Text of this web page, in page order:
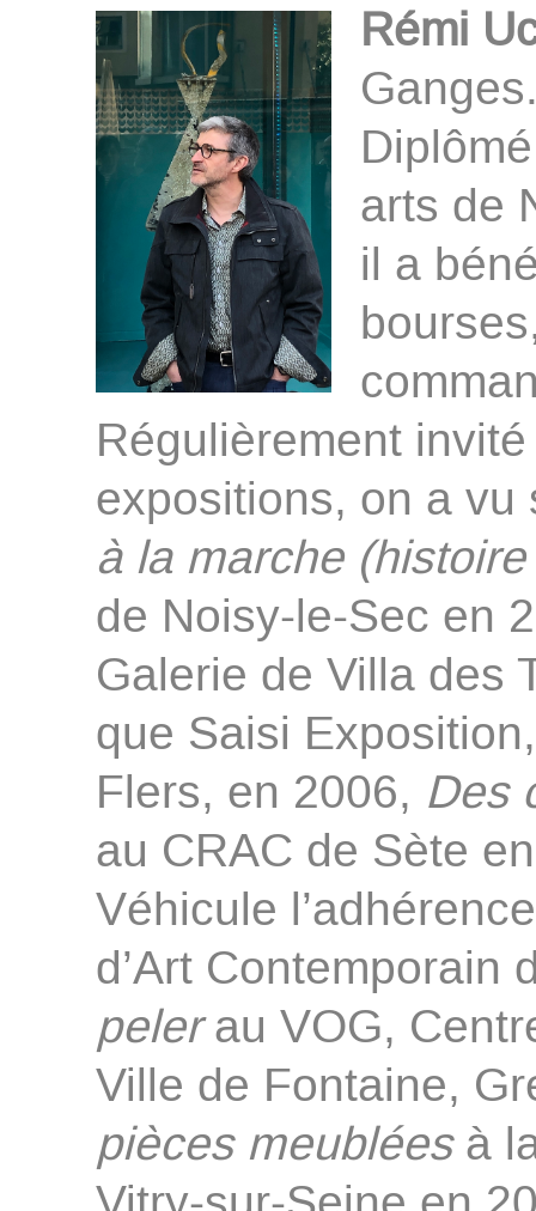
Rémi
arts de
il a
Régulièrement
expositions, on a
à la marche
de Noisy-le-Sec en
Galerie de Villa des
que Saisi
Flers, en 2006, Des
au CRAC de Sète
Véhicule
d’Art
pelerau VOG,
Ville de Fontaine,
pièces meubléesà